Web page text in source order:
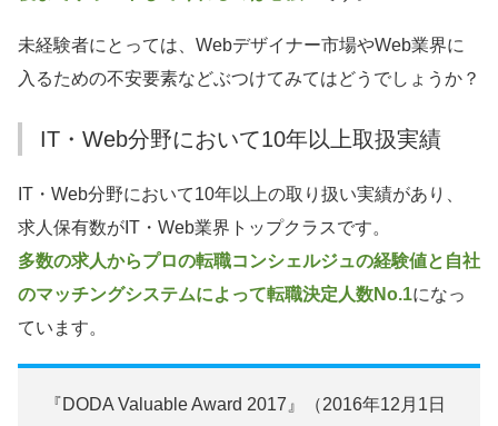
未経験者にとっては、Webデザイナー市場やWeb業界に
入るための不安要素などぶつけてみてはどうでしょうか？
IT・Web分野において10年以上取扱実績
IT・Web分野において10年以上の取り扱い実績があり、
求人保有数がIT・Web業界トップクラスです。
多数の求人からプロの転職コンシェルジュの経験値と自社
のマッチングシステムによって転職決定人数No.1になっ
ています。
『DODA Valuable Award 2017』（2016年12月1日